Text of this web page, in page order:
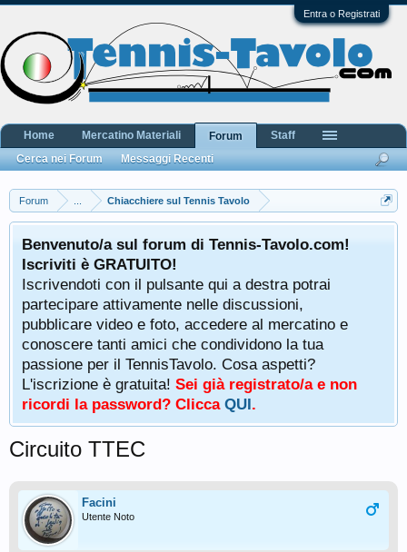
Entra o Registrati
Forum Chiacchiere sul Tennis Tavolo
Benvenuto/a sul forum di Tennis-Tavolo.com!
Iscriviti è GRATUITO!
Iscrivendoti con il pulsante qui a destra potrai
partecipare attivamente nelle discussioni,
pubblicare video e foto, accedere al mercatino e
conoscere tanti amici che condividono la tua
passione per il TennisTavolo. Cosa aspetti?
L'iscrizione è gratuita! Sei già registrato/a e non
ricordi la password? Clicca QUI.
Circuito TTEC
Facini
Utente Noto
Home Mercatino Materiali
Forum
Cerca nei Forum
Messaggi Recenti
Staff